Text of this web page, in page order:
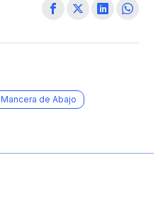
Mancera de Abajo